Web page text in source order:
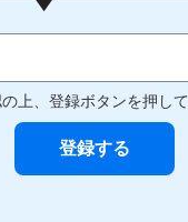
上、登録ボタンを押して